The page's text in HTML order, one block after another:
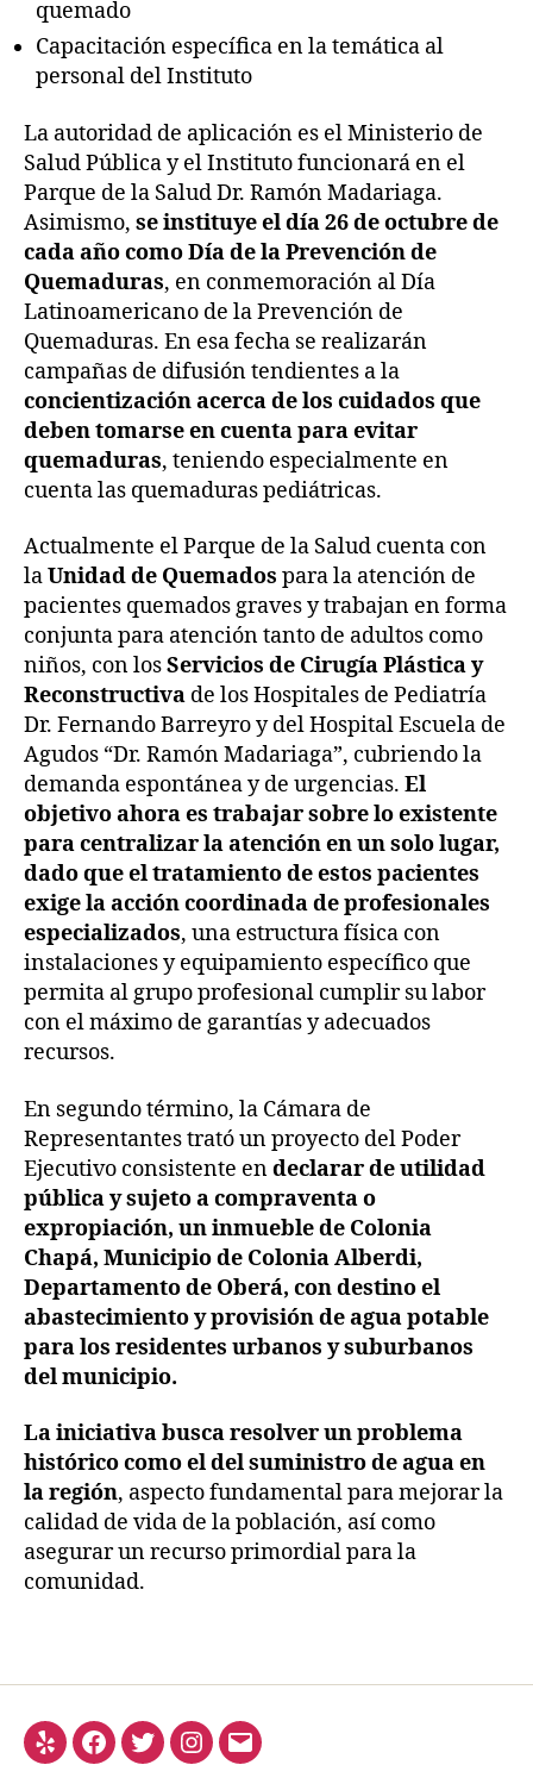
quemado
Capacitación específica en la temática al
personal del Instituto
La autoridad de aplicación es el Ministerio de
Salud Pública y el Instituto funcionará en el
Parque de la Salud Dr. Ramón Madariaga.
Asimismo, se instituye el día 26 de octubre de
cada año como Día de la Prevención de
Quemaduras, en conmemoración al Día
Latinoamericano de la Prevención de
Quemaduras. En esa fecha se realizarán
campañas de difusión tendientes a la
concientización acerca de los cuidados que
deben tomarse en cuenta para evitar
quemaduras, teniendo especialmente en
cuenta las quemaduras pediátricas.
Actualmente el Parque de la Salud cuenta con
laUnidad de Quemados para la atención de
pacientes quemados graves y trabajan en forma
conjunta para atención tanto de adultos como
niños, con losServicios de Cirugía Plástica y
Reconstructiva de los Hospitales de Pediatría
Dr. Fernando Barreyro y del Hospital Escuela de
Agudos “Dr. Ramón Madariaga”, cubriendo la
demanda espontánea y de urgencias. El
objetivo ahora es trabajar sobre lo existente
para centralizar la atención en un solo lugar,
dado que el tratamiento de estos pacientes
exige la acción coordinada de profesionales
especializados, una estructura física con
instalaciones y equipamiento específico que
permita al grupo profesional cumplir su labor
con el máximo de garantías y adecuados
recursos.
En segundo término, la Cámara de
Representantes trató un proyecto del Poder
Ejecutivo consistente endeclarar de utilidad
pública y sujeto a compraventa o
expropiación, un inmueble de Colonia
Chapá, Municipio de Colonia Alberdi,
Departamento de Oberá, con destino el
abastecimiento y provisión de agua potable
para los residentes urbanos y suburbanos
del municipio.
La iniciativa busca resolver un problema
histórico como el del suministro de agua en
la región, aspecto fundamental para mejorar la
calidad de vida de la población, así como
asegurar un recurso primordial para la
comunidad.